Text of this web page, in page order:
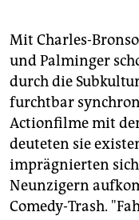
Mit Charles-
und Palminger
durch die
furchtbar
Actionfilme mit
deuteten sie
imprägnierten
Neunzigern
Comedy-Trash.